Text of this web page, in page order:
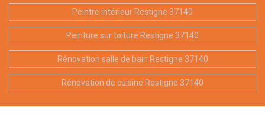
Peintre intérieur Restigne 37140
Peinture sur toiture Restigne 37140
Rénovation salle de bain Restigne 37140
Rénovation de cuisine Restigne 37140